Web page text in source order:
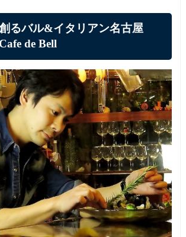
るバル&イタリアン名古屋
de Bell